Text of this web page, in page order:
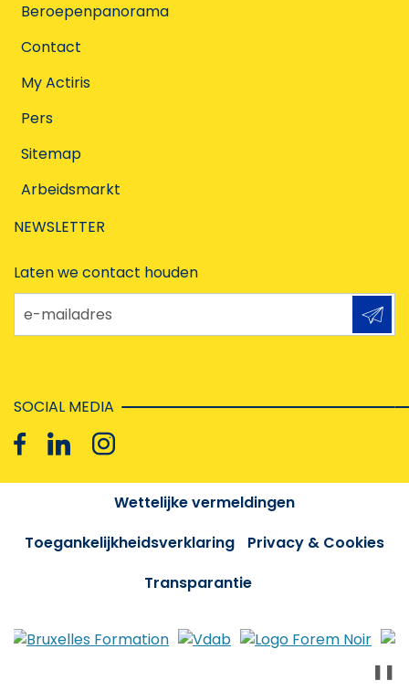
Beroepenpanorama
Contact
My Actiris
Pers
Sitemap
Arbeidsmarkt
NEWSLETTER
Laten we contact houden
e-mailadres
SOCIAL MEDIA
Wettelijke vermeldingen
Toegankelijkheidsverklaring
Privacy & Cookies
Transparantie
❚❚